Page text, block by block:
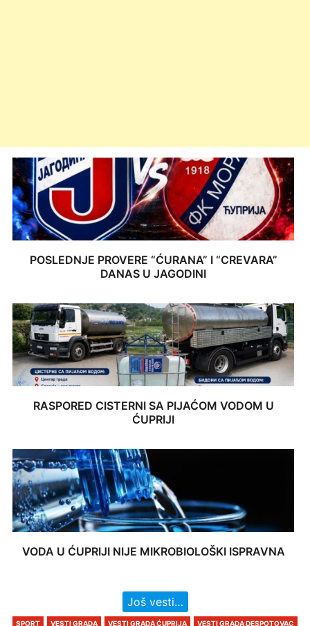
POSLEDNJE PROVERE “ĆURANA” I “CREVARA”
DANAS U JAGODINI
RASPORED CISTERNI SA PIJAĆOM VODOM U
ĆUPRIJI
VODA U ĆUPRIJI NIJE MIKROBIOLOŠKI ISPRAVNA
Još vesti…
SPORT VESTI GRADA VESTI GRADA ĆUPRIJA VESTI GRADA DESPOTOVAC